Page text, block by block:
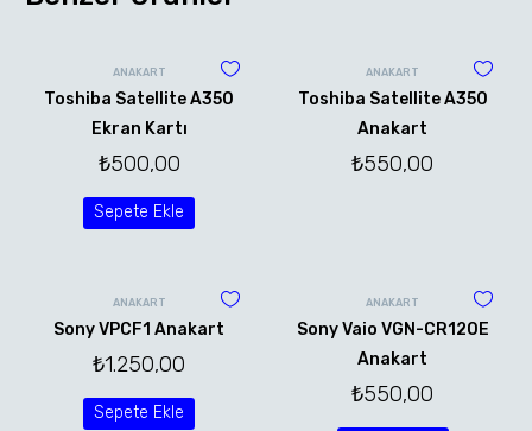
ANAKART
Toshiba Satellite A350
Ekran Kartı
₺500,00
Sepete Ekle
ANAKART
Toshiba Satellite A350
Anakart
₺550,00
ANAKART
Sony VPCF1 Anakart
₺1.250,00
Sepete Ekle
ANAKART
Sony Vaio VGN-CR120E
Anakart
₺550,00